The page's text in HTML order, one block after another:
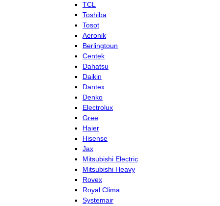
TCL
Toshiba
Tosot
Aeronik
Berlingtoun
Centek
Dahatsu
Daikin
Dantex
Denko
Electrolux
Gree
Haier
Hisense
Jax
Mitsubishi Electric
Mitsubishi Heavy
Rovex
Royal Clima
Systemair